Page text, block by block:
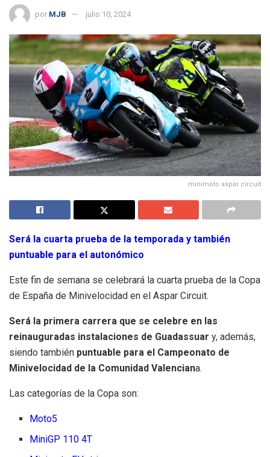
por MJB julio 10, 2024
minimoto aspar circuit
Será la cuarta prueba de la temporada y también
puntuable para el autonómico
Este fin de semana se celebrará la cuarta prueba de la Copa
de España de Minivelocidad en el Aspar Circuit.
Será la primera carrera que se celebre en las
reinauguradas instalaciones de Guadassuar y, además,
siendo también puntuable para el Campeonato de
Minivelocidad de la Comunidad Valenciana.
Las categorías de la Copa son:
Moto5
MiniGP 110 4T